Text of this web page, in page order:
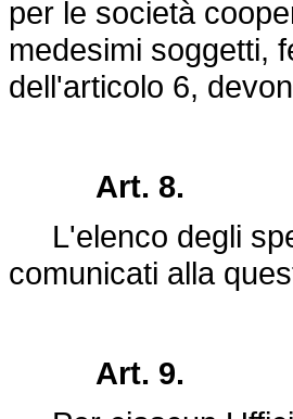
per le società
medesimi soggetti,
dell'articolo 6,
Art. 8.
L'elenco degli
comunicati alla
Art. 9.